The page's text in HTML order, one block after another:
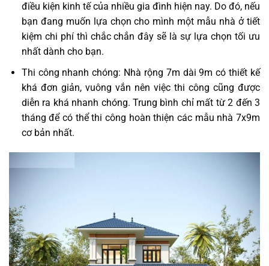
điều kiện kinh tế của nhiều gia đình hiện nay. Do đó, nếu
bạn đang muốn lựa chọn cho mình một mẫu nhà ở tiết
kiệm chi phí thì chắc chắn đây sẽ là sự lựa chọn tối ưu
nhất dành cho bạn.
Thi công nhanh chóng: Nhà rộng 7m dài 9m có thiết kế
khá đơn giản, vuông vắn nên việc thi công cũng được
diễn ra khá nhanh chóng. Trung bình chỉ mất từ 2 đến 3
tháng để có thể thi công hoàn thiện các mẫu nhà 7x9m
cơ bản nhất.